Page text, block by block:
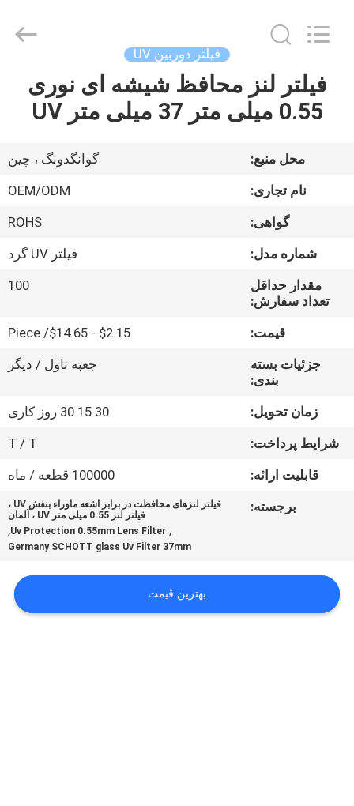
صفحه
اصلی
محصولات
کنترل
درخواست
نقل
Technology
فیلتر دوربین UV
فیلتر لنز محافظ شیشه ای نوری
0.55 میلی متر 37 میلی متر UV
محل منبع:
گوانگدونگ ، چین
نام تجاری:
OEM/ODM
گواهی:
ROHS
شماره مدل:
فیلتر UV گرد
مقدار حداقل
تعداد سفارش:
100
قیمت:
$2.15 - $14.65/ Piece
جزئیات بسته
بندی:
جعبه تاول / دیگر
زمان تحویل:
30 15 30 روز کاری
شرایط پرداخت:
T / T
قابلیت ارائه:
100000 قطعه / ماه
برجسته:
فیلتر لنزهای محافظت در برابر اشعه ماوراء بنفش UV ،
فیلتر لنز 0.55 میلی متر UV ، آلمان
,
Uv Protection 0.55mm Lens Filter
,
Germany SCHOTT glass Uv Filter 37mm
بهترین قیمت